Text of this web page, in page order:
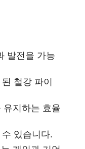
발전을 가능
철강 파이
유지하는 효율
있습니다.